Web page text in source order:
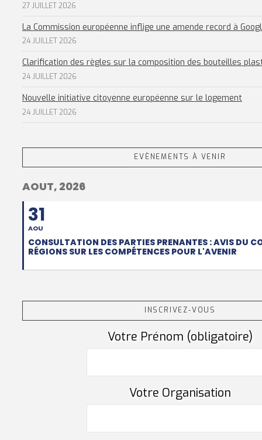
27 JUILLET 2026
La Commission européenne inflige une amende record à
24 JUILLET 2026
Clarification des règles sur la composition des bouteilles
24 JUILLET 2026
Nouvelle initiative citoyenne européenne sur le logement
24 JUILLET 2026
EVÈNEMENTS À VENIR
AOUT, 2026
31
AOU
CONSULTATION DES PARTIES PRENANTES : AVIS DU
RÉGIONS SUR LES COMPÉTENCES POUR L'AVENIR
INSCRIVEZ-VOUS
Votre Prénom (obligatoire)
Votre Organisation